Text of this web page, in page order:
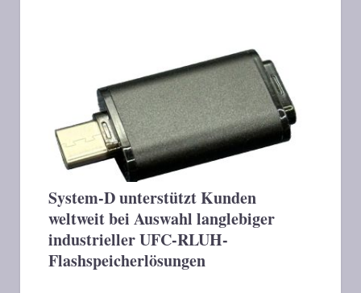
System-D unterstützt Kunden
weltweit bei Auswahl langlebiger
industrieller UFC-RLUH-
Flashspeicherlösungen